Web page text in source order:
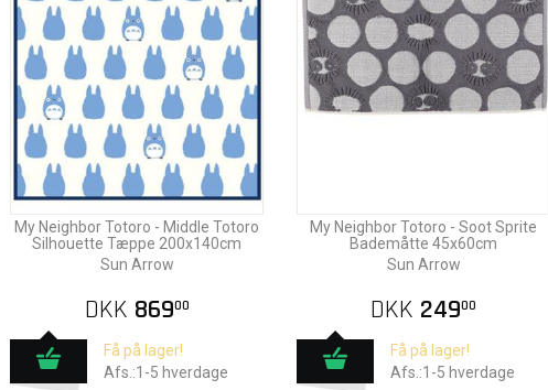
My Neighbor Totoro - Middle Totoro
Silhouette Tæppe 200x140cm
Sun Arrow
DKK 86900
Få på lager!
Afs.:1-5 hverdage
My Neighbor Totoro - Soot Sprite
Bademåtte 45x60cm
Sun Arrow
DKK 24900
Få på lager!
Afs.:1-5 hverdage